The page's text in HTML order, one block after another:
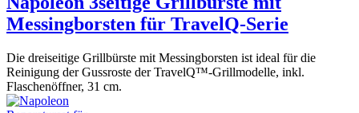
Messingborsten für TravelQ-Serie
Die dreiseitige Grillbürste mit Messingborsten ist ideal für die
Reinigung der Gussroste der TravelQ™-Grillmodelle, inkl.
Flaschenöffner, 31 cm.